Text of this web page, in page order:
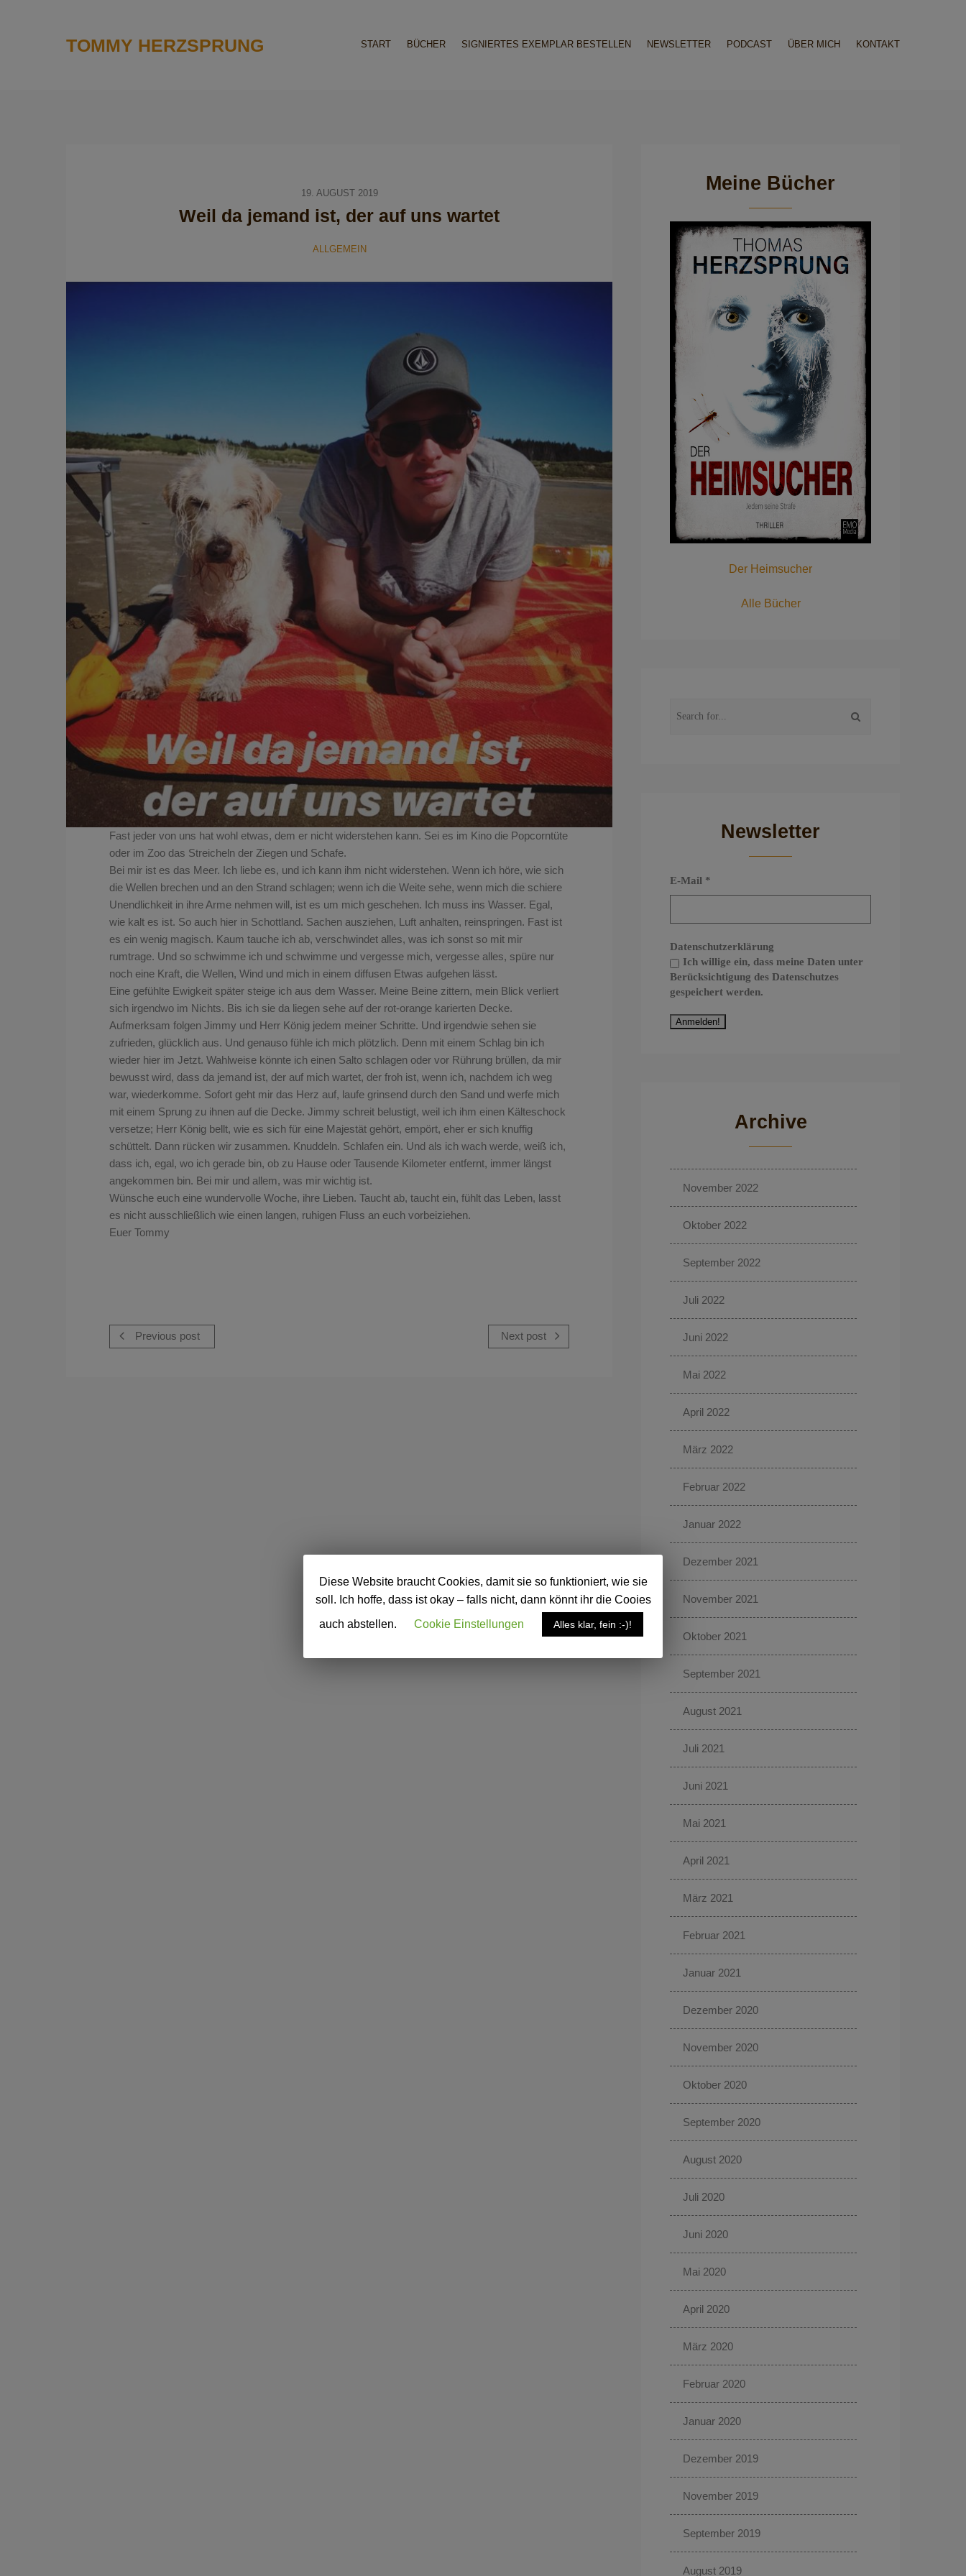
TOMMY HERZSPRUNG START BÜCHER SIGNIERTES EXEMPLAR BESTELLEN NEWSLETTER PODCAST ÜBER MICH KONTAKT
19. AUGUST 2019
Weil da jemand ist, der auf uns wartet
ALLGEMEIN
Fast jeder von uns hat wohl etwas, dem er nicht widerstehen kann. Sei es im Kino die Popcorntüte
oder im Zoo das Streicheln der Ziegen und Schafe.
Bei mir ist es das Meer. Ich liebe es, und ich kann ihm nicht widerstehen. Wenn ich höre, wie sich
die Wellen brechen und an den Strand schlagen; wenn ich die Weite sehe, wenn mich die schiere
Unendlichkeit in ihre Arme nehmen will, ist es um mich geschehen. Ich muss ins Wasser. Egal,
wie kalt es ist. So auch hier in Schottland. Sachen ausziehen, Luft anhalten, reinspringen. Fast ist
es ein wenig magisch. Kaum tauche ich ab, verschwindet alles, was ich sonst so mit mir
rumtrage. Und so schwimme ich und schwimme und vergesse mich, vergesse alles, spüre nur
noch eine Kraft, die Wellen, Wind und mich in einem diffusen Etwas aufgehen lässt.
Eine gefühlte Ewigkeit später steige ich aus dem Wasser. Meine Beine zittern, mein Blick verliert
sich irgendwo im Nichts. Bis ich sie da liegen sehe auf der rot-orange karierten Decke.
Aufmerksam folgen Jimmy und Herr König jedem meiner Schritte. Und irgendwie sehen sie
zufrieden, glücklich aus. Und genauso fühle ich mich plötzlich. Denn mit einem Schlag bin ich
wieder hier im Jetzt. Wahlweise könnte ich einen Salto schlagen oder vor Rührung brüllen, da mir
bewusst wird, dass da jemand ist, der auf mich wartet, der froh ist, wenn ich, nachdem ich weg
war, wiederkomme. Sofort geht mir das Herz auf, laufe grinsend durch den Sand und werfe mich
mit einem Sprung zu ihnen auf die Decke. Jimmy schreit belustigt, weil ich ihm einen Kälteschock
versetze; Herr König bellt, wie es sich für eine Majestät gehört, empört, eher er sich knuffig
schüttelt. Dann rücken wir zusammen. Knuddeln. Schlafen ein. Und als ich wach werde, weiß ich,
dass ich, egal, wo ich gerade bin, ob zu Hause oder Tausende Kilometer entfernt, immer längst
angekommen bin. Bei mir und allem, was mir wichtig ist.
Wünsche euch eine wundervolle Woche, ihre Lieben. Taucht ab, taucht ein, fühlt das Leben, lasst
es nicht ausschließlich wie einen langen, ruhigen Fluss an euch vorbeiziehen.
Euer Tommy
Previous post Next post
Meine Bücher
Der Heimsucher
Alle Bücher
Newsletter
E-Mail *
Datenschutzerklärung
Ich willige ein, dass meine Daten unter
Berücksichtigung des Datenschutzes
gespeichert werden.
Archive
November 2022
Oktober 2022
September 2022
Juli 2022
Juni 2022
Mai 2022
April 2022
März 2022
Februar 2022
Januar 2022
Dezember 2021
November 2021
Oktober 2021
September 2021
August 2021
Juli 2021
Juni 2021
Mai 2021
April 2021
März 2021
Februar 2021
Januar 2021
Dezember 2020
November 2020
Oktober 2020
September 2020
August 2020
Juli 2020
Juni 2020
Mai 2020
April 2020
März 2020
Februar 2020
Januar 2020
Dezember 2019
November 2019
September 2019
August 2019
Diese Website braucht Cookies, damit sie so funktioniert, wie sie
soll. Ich hoffe, dass ist okay – falls nicht, dann könnt ihr die Cooies
auch abstellen.
Cookie Einstellungen Alles klar, fein :-)!